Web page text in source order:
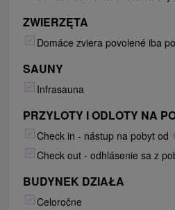
ZWIERZĘTA
Domáce zviera povolené iba
SAUNY
Infrasauna
PRZYLOTY I ODLOTY NA
Check in - nástup na pobyt od
Check out - odhlásenie sa z
BUDYNEK DZIAŁA
Celoročne